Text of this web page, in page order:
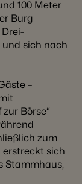
100 Meter
Burg
Drei-
und sich nach
–
Börse“
zum
erstreckt sich
Stammhaus,